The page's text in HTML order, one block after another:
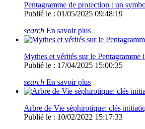
Pentagramme de protection : un
Publié le : 01/05/2025 09:48:19
search En savoir plus
Mythes et vérités sur le Pentagramme
Publié le : 17/04/2025 15:00:35
search En savoir plus
Arbre de Vie séphirotique: clés
Publié le : 10/02/2022 15:17:33